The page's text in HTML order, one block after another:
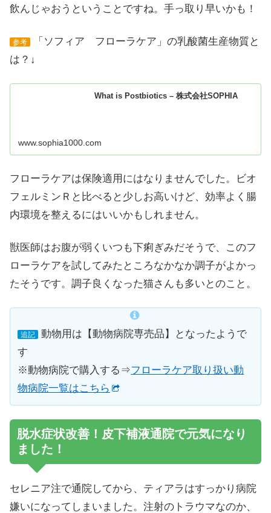
飲んじゃおうということですね。手っ取り早いかも！
参考
「ソフィア フローラケア」の乳酸菌生産物質と
は？↓
What is Postbiotics – 株式会社SOPHIA
www.sophia1000.com
フローラケアは保険適用にはなりませんでした。ビオ
フェルミンＲと比べると少しお高いけど、効率よく腸
内環境を整えるにはいいかもしれません。
獣医師はお腹が弱くいつも下痢ぎみだそうで、このフ
ローラケアを試してみたところなかなか調子がよかっ
たそうです。調子良くなった猫さんも多いとのこと。
追記
動物用は【動物病院専売品】となったようで
す
※動物病院で購入する⇒フローラケア取り扱い動
物病院一覧はこちら
脱水症状改善！皮下補液通院で元気になり
ました！
セレニア注で通院してから、ティアラはすっかり病院
嫌いになってしまいました。注射のトラウマなのか、